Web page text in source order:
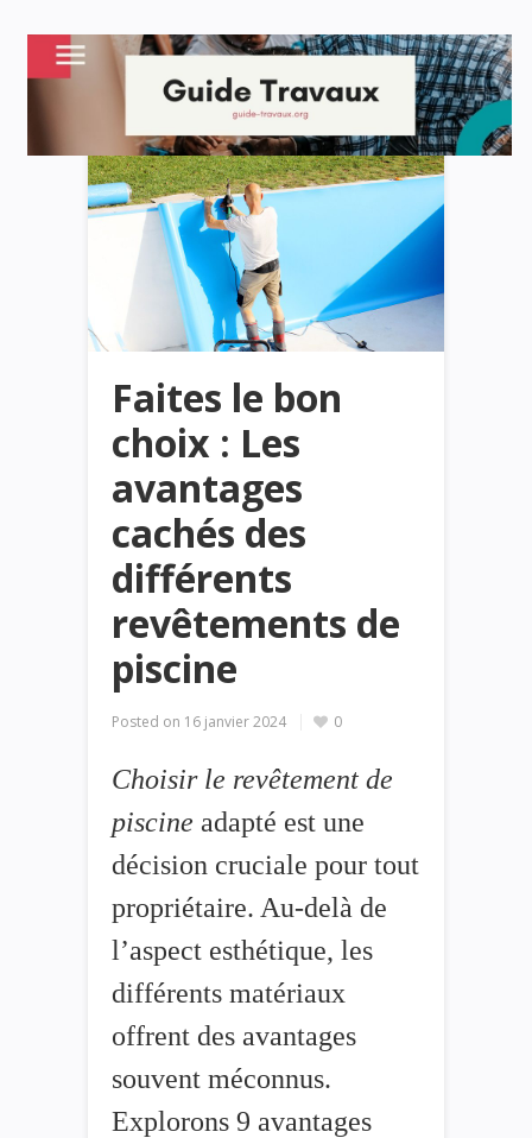
Faites le bon
choix : Les
avantages
cachés des
différents
revêtements de
piscine
Posted on 16 janvier 2024 0
Choisir le revêtement de
piscine adapté est une
décision cruciale pour tout
propriétaire. Au-delà de
l’aspect esthétique, les
différents matériaux
offrent des avantages
souvent méconnus.
Explorons 9 avantages